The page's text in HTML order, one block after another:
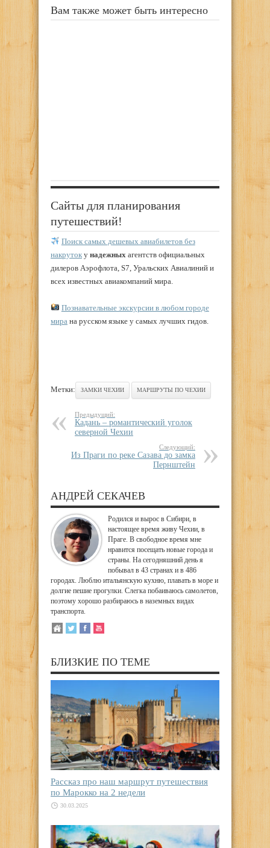
Вам также может быть интересно
Сайты для планирования
путешествий!
Поиск самых дешевых авиабилетов без
накруток у надежных агентств официальных
дилеров Аэрофлота, S7, Уральских Авиалиний и
всех известных авиакомпаний мира.
Познавательные экскурсии в любом городе
мира на русском языке у самых лучших гидов.
Метки: ЗАМКИ ЧЕХИИ МАРШРУТЫ ПО ЧЕХИИ
Предыдущий:
Кадань – романтический уголок
северной Чехии
Следующий:
Из Праги по реке Сазава до замка
Пернштейн
АНДРЕЙ СЕКАЧЕВ
Родился и вырос в Сибири, в
настоящее время живу Чехии, в
Праге. В свободное время мне
нравится посещать новые города и
страны. На сегодняшний день я
побывал в 43 странах и в 486
городах. Люблю итальянскую кухню, плавать в море и
долгие пешие прогулки. Слегка побаиваюсь самолетов,
поэтому хорошо разбираюсь в наземных видах
транспорта.
БЛИЗКИЕ ПО ТЕМЕ
Рассказ про наш маршрут путешествия
по Марокко на 2 недели
30.03.2025